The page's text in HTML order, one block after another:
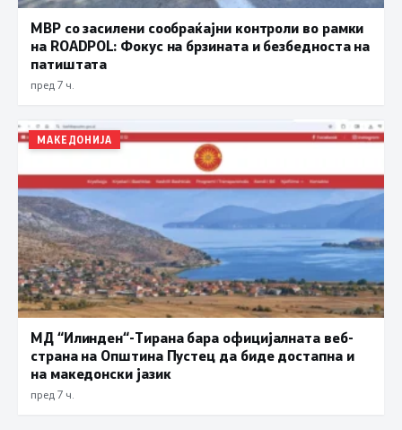
МВР со засилени сообраќајни контроли во рамки
на ROADPOL: Фокус на брзината и безбедноста на
патиштата
пред 7 ч.
МАКЕДОНИЈА
МД “Илинден“-Тирана бара официјалната веб-
страна на Општина Пустец да биде достапна и
на македонски јазик
пред 7 ч.